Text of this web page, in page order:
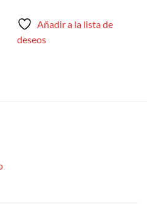
Añadir a la lista de
deseos